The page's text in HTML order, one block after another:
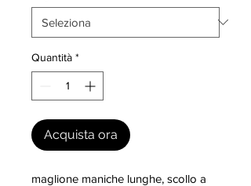
Quantità *
Acquista ora
maglione maniche lunghe, scollo a